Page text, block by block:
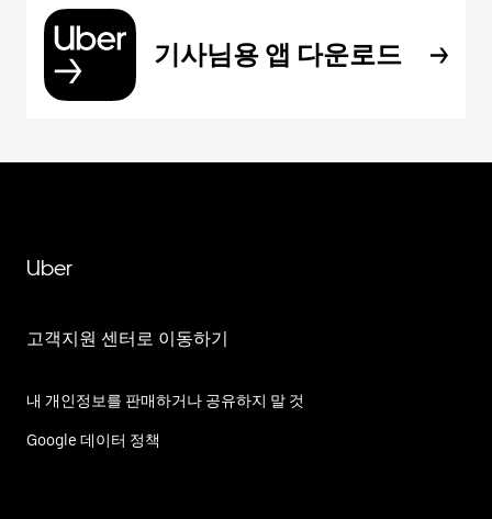
기사님용 앱 다운로드
Uber
고객지원 센터로 이동하기
내 개인정보를 판매하거나 공유하지 말 것
Google 데이터 정책